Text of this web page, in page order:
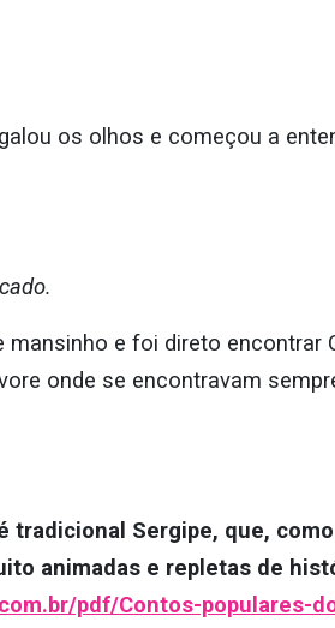
os olhos e começou a
mansinho e foi direto encontrar
onde se encontravam
tradicional Sergipe, que,
animadas e repletas de
pdf/Contos-populares-